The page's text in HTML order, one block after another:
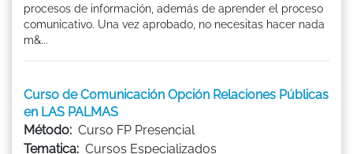
procesos de información, además de aprender el proceso
comunicativo. Una vez aprobado, no necesitas hacer nada
m&...
Curso de Comunicación Opción Relaciones Públicas
en LAS PALMAS
Método: Curso FP Presencial
Tematica: Cursos Especializados